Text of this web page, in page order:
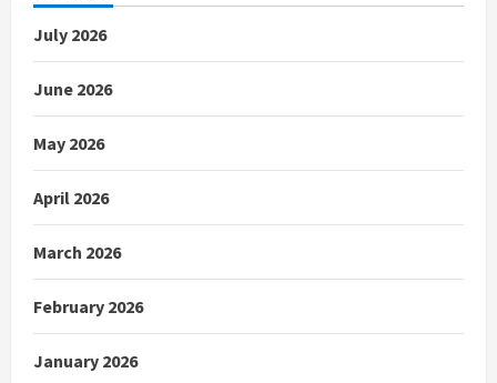
July 2026
June 2026
May 2026
April 2026
March 2026
February 2026
January 2026